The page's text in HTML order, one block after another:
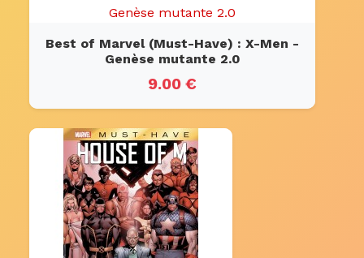
Best of Marvel (Must-Have) : X-Men -
Genèse mutante 2.0
9.00 €